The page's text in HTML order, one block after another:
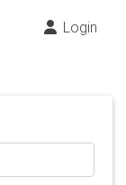
Login